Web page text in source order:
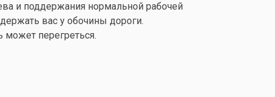
и поддержания нормальной рабочей
вас у обочины дороги.
может перегреться.